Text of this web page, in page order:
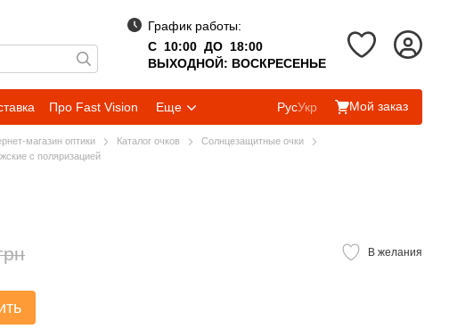
График работы:
С 10:00 ДО 18:00
ВЫХОДНОЙ: ВОСКРЕСЕНЬЕ
Про Fast Vision Еще РусУкр Мой заказ
магазин оптики Каталог очков
Солнцезащитные очки
с поляризацией
В желания